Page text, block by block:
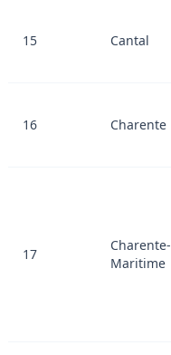
15 Cantal
16 Charente
17
Charente-
Maritime